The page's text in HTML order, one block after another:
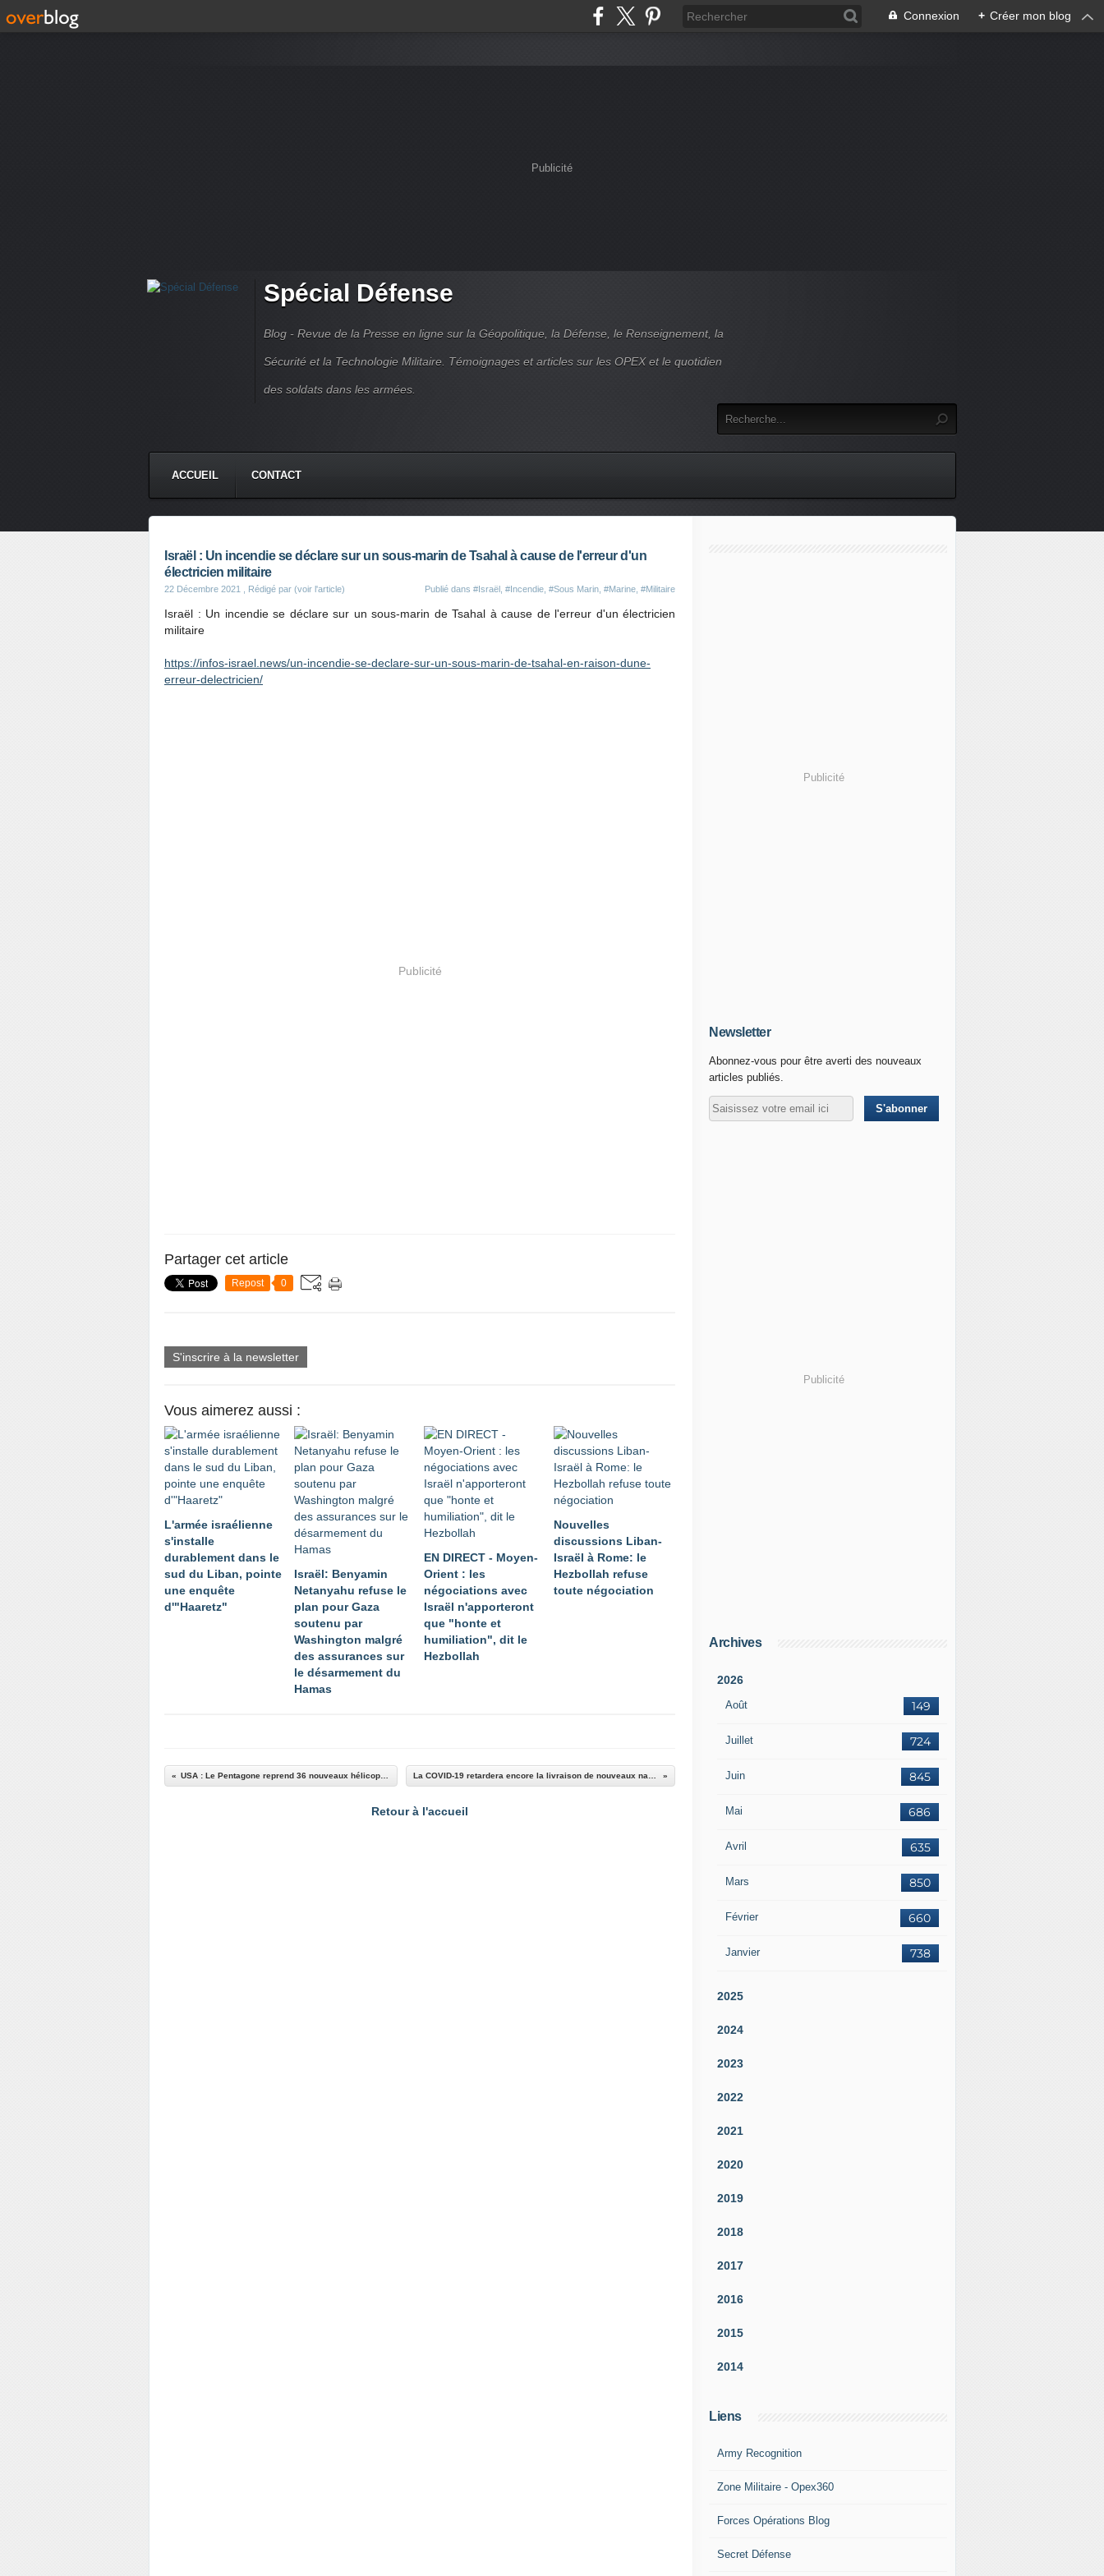
Connexion + Créer mon blog
Publicité
Spécial Défense
Blog - Revue de la Presse en ligne sur la Géopolitique, la Défense, le Renseignement, la
Sécurité et la Technologie Militaire. Témoignages et articles sur les OPEX et le quotidien
des soldats dans les armées.
ACCUEIL CONTACT
Israël : Un incendie se déclare sur un sous-marin de Tsahal à cause de l'erreur d'un
électricien militaire
22 Décembre 2021 , Rédigé par (voir l'article) Publié dans #Israël #Incendie #Sous Marin #Marine #Militaire
Israël : Un incendie se déclare sur un sous-marin de Tsahal à cause de l'erreur d'un électricien
militaire
https://infos-israel.news/un-incendie-se-declare-sur-un-sous-marin-de-tsahal-en-raison-dune-
erreur-delectricien/
Publicité
Partager cet article
Repost 0
S'inscrire à la newsletter
Vous aimerez aussi :
L'armée israélienne
s'installe
durablement dans le
sud du Liban, pointe
une enquête
d'"Haaretz"
Israël: Benyamin
Netanyahu refuse le
plan pour Gaza
soutenu par
Washington malgré
des assurances sur
le désarmement du
Hamas
EN DIRECT - Moyen-
Orient : les
négociations avec
Israël n'apporteront
que "honte et
humiliation", dit le
Hezbollah
Nouvelles
discussions Liban-
Israël à Rome: le
Hezbollah refuse
toute négociation
Retour à l'accueil
Publicité
Newsletter
Abonnez-vous pour être averti des nouveaux
articles publiés.
Publicité
Archives
2026
Août 149
Juillet 724
Juin 845
Mai 686
Avril 635
Mars 850
Février 660
Janvier 738
2025
2024
2023
2022
2021
2020
2019
2018
2017
2016
2015
2014
Liens
Army Recognition
Zone Militaire - Opex360
Forces Opérations Blog
Secret Défense